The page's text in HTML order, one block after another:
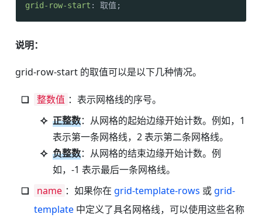
grid-row-start : 取值;
说明：
grid-row-start 的取值可以是以下几种情况。
整数值 ：表示网格线的序号。
正整数：从网格的起始边缘开始计数。例如，1
表示第一条网格线，2 表示第二条网格线。
负整数：从网格的结束边缘开始计数。例
如，-1 表示最后一条网格线。
name ：如果你在 grid-template-rows 或grid-
template 中定义了具名网格线，可以使用这些名称